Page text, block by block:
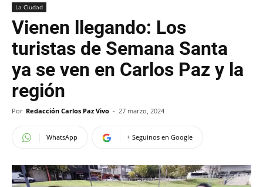
La Ciudad
Vienen llegando: Los
turistas de Semana Santa
ya se ven en Carlos Paz y la
región
Por Redacción Carlos Paz Vivo - 27 marzo, 2024
WhatsApp + Seguinos en Google